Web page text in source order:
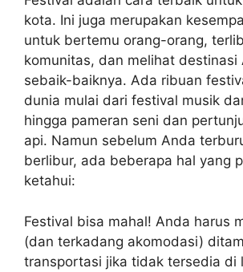
kota. Ini juga merupakan
untuk bertemu orang-orang,
komunitas, dan melihat destinasi
sebaik-baiknya. Ada ribuan
dunia mulai dari festival musik
hingga pameran seni dan
api. Namun sebelum Anda
berlibur, ada beberapa hal yang
ketahui:
Festival bisa mahal! Anda harus
(dan terkadang akomodasi)
transportasi jika tidak tersedia di